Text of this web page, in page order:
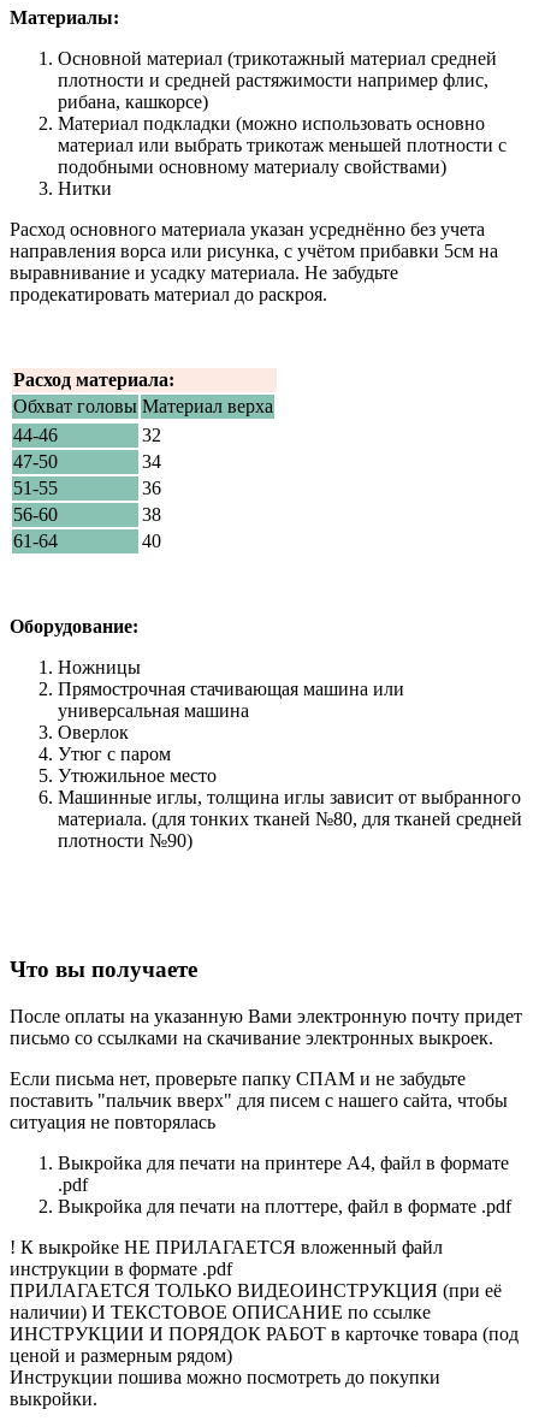
Материалы:
Основной материал (трикотажный материал средней
плотности и средней растяжимости например флис,
рибана, кашкорсе)
Материал подкладки (можно использовать основно
материал или выбрать трикотаж меньшей плотности с
подобными основному материалу свойствами)
Нитки
Расход основного материала указан усреднённо без учета
направления ворса или рисунка, с учётом прибавки 5см на
выравнивание и усадку материала. Не забудьте
продекатировать материал до раскроя.
Расход материала:
Обхват головы Материал верха
44-46
32
47-50
34
51-55
36
56-60
38
61-64
40
Оборудование:
Ножницы
Прямострочная стачивающая машина или
универсальная машина
Оверлок
Утюг с паром
Утюжильное место
Машинные иглы, толщина иглы зависит от выбранного
материала. (для тонких тканей №80, для тканей средней
плотности №90)
Что вы получаете
После оплаты на указанную Вами электронную почту придет
письмо со ссылками на скачивание электронных выкроек.
Если письма нет, проверьте папку СПАМ и не забудьте
поставить "пальчик вверх" для писем с нашего сайта, чтобы
ситуация не повторялась
Выкройка для печати на принтере А4, файл в формате
.pdf
Выкройка для печати на плоттере, файл в формате .pdf
! К выкройке НЕ ПРИЛАГАЕТСЯ вложенный файл
инструкции в формате .pdf
ПРИЛАГАЕТСЯ ТОЛЬКО ВИДЕОИНСТРУКЦИЯ (при её
наличии) И ТЕКСТОВОЕ ОПИСАНИЕ по ссылке
ИНСТРУКЦИИ И ПОРЯДОК РАБОТ в карточке товара (под
ценой и размерным рядом)
Инструкции пошива можно посмотреть до покупки
выкройки.